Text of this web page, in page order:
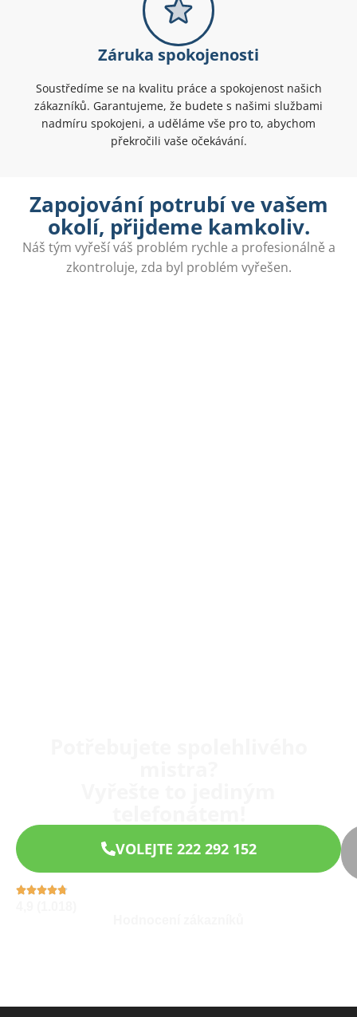
Záruka spokojenosti
Soustředíme se na kvalitu práce a spokojenost našich
zákazníků. Garantujeme, že budete s našimi službami
nadmíru spokojeni, a uděláme vše pro to, abychom
překročili vaše očekávání.
Zapojování potrubí ve vašem
okolí, přijdeme kamkoliv.
Náš tým vyřeší váš problém rychle a profesionálně a
zkontroluje, zda byl problém vyřešen.
VOLEJTE 222 292 152